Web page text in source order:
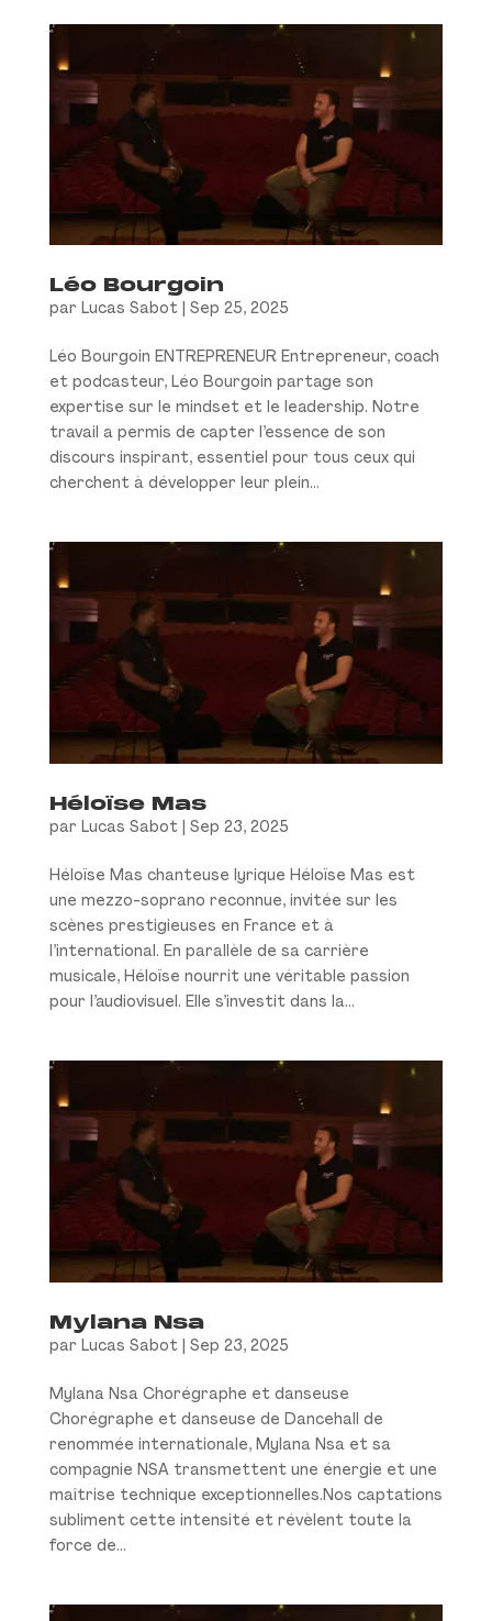
Léo Bourgoin
par Lucas Sabot| Sep 25, 2025
Léo Bourgoin ENTREPRENEUR Entrepreneur, coach
et podcasteur, Léo Bourgoin partage son
expertise sur le mindset et le leadership. Notre
travail a permis de capter l’essence de son
discours inspirant, essentiel pour tous ceux qui
cherchent à développer leur plein...
Héloïse Mas
par Lucas Sabot| Sep 23, 2025
Héloïse Mas chanteuse lyrique Héloïse Mas est
une mezzo-soprano reconnue, invitée sur les
scènes prestigieuses en France et à
l’international. En parallèle de sa carrière
musicale, Héloïse nourrit une véritable passion
pour l’audiovisuel. Elle s’investit dans la...
Mylana Nsa
par Lucas Sabot| Sep 23, 2025
Mylana Nsa Chorégraphe et danseuse
Chorégraphe et danseuse de Dancehall de
renommée internationale, Mylana Nsa et sa
compagnie NSA transmettent une énergie et une
maîtrise technique exceptionnelles.Nos captations
subliment cette intensité et révèlent toute la
force de...